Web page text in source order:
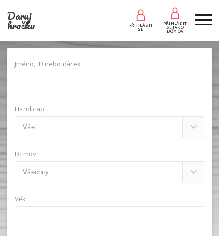
Daruj
hračku PŘIHLÁSIT
SE
PŘIHLÁSIT
SE JAKO
DOMOV
Jméno, ID nebo dárek
Handicap
Domov
Věk